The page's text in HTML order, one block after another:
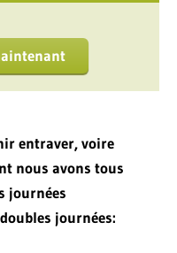
entraver, voire
nous avons tous
journées
journées: